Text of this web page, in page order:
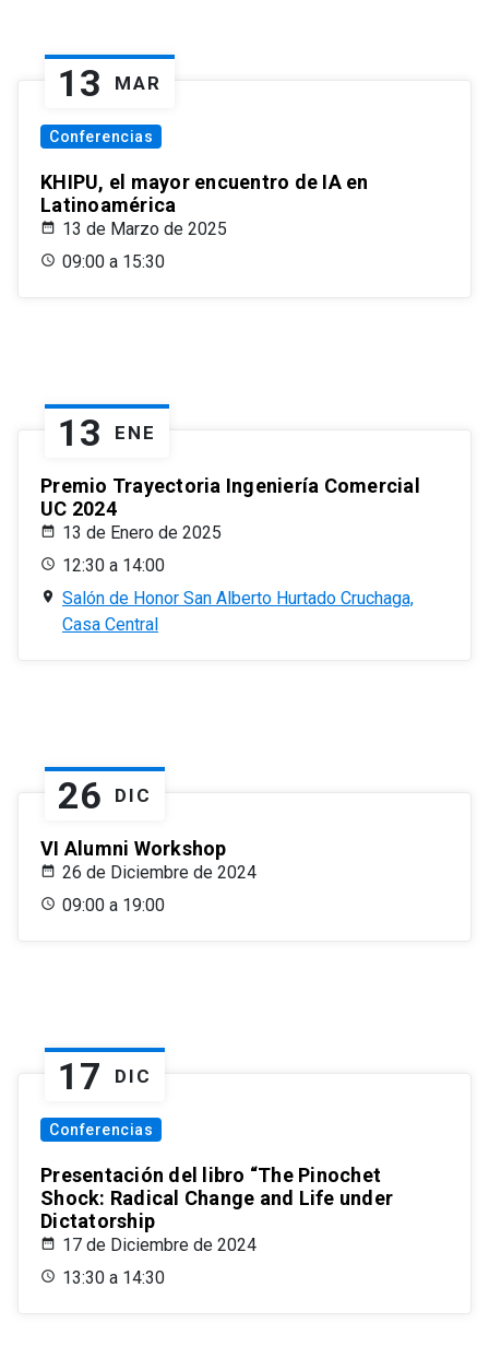
13 MAR
Conferencias
KHIPU, el mayor encuentro de IA en
Latinoamérica
13 de Marzo de 2025
09:00 a 15:30
13 ENE
Premio Trayectoria Ingeniería Comercial
UC 2024
13 de Enero de 2025
12:30 a 14:00
Salón de Honor San Alberto Hurtado Cruchaga,
Casa Central
26 DIC
VI Alumni Workshop
26 de Diciembre de 2024
09:00 a 19:00
17 DIC
Conferencias
Presentación del libro “The Pinochet
Shock: Radical Change and Life under
Dictatorship
17 de Diciembre de 2024
13:30 a 14:30